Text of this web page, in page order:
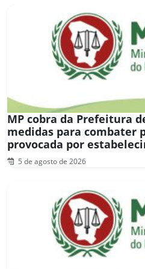
MP cobra da Prefeitura
medidas para combater
provocada por
5 de agosto de 2026